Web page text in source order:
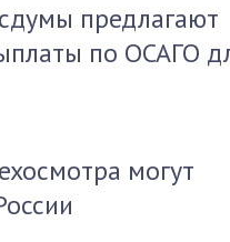
предлагают
по ОСАГО
могут